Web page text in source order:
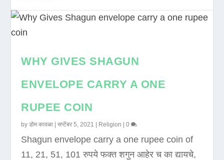
WHY GIVES SHAGUN
ENVELOPE CARRY A ONE
RUPEE COIN
byडोम कावळा |सप्टेंबर 5, 2021 Religion |0
Shagun envelope carry a one rupee coin of
11, 21, 51, 101 रुपये फक्त शगुन आहेर च का द्यायचे,